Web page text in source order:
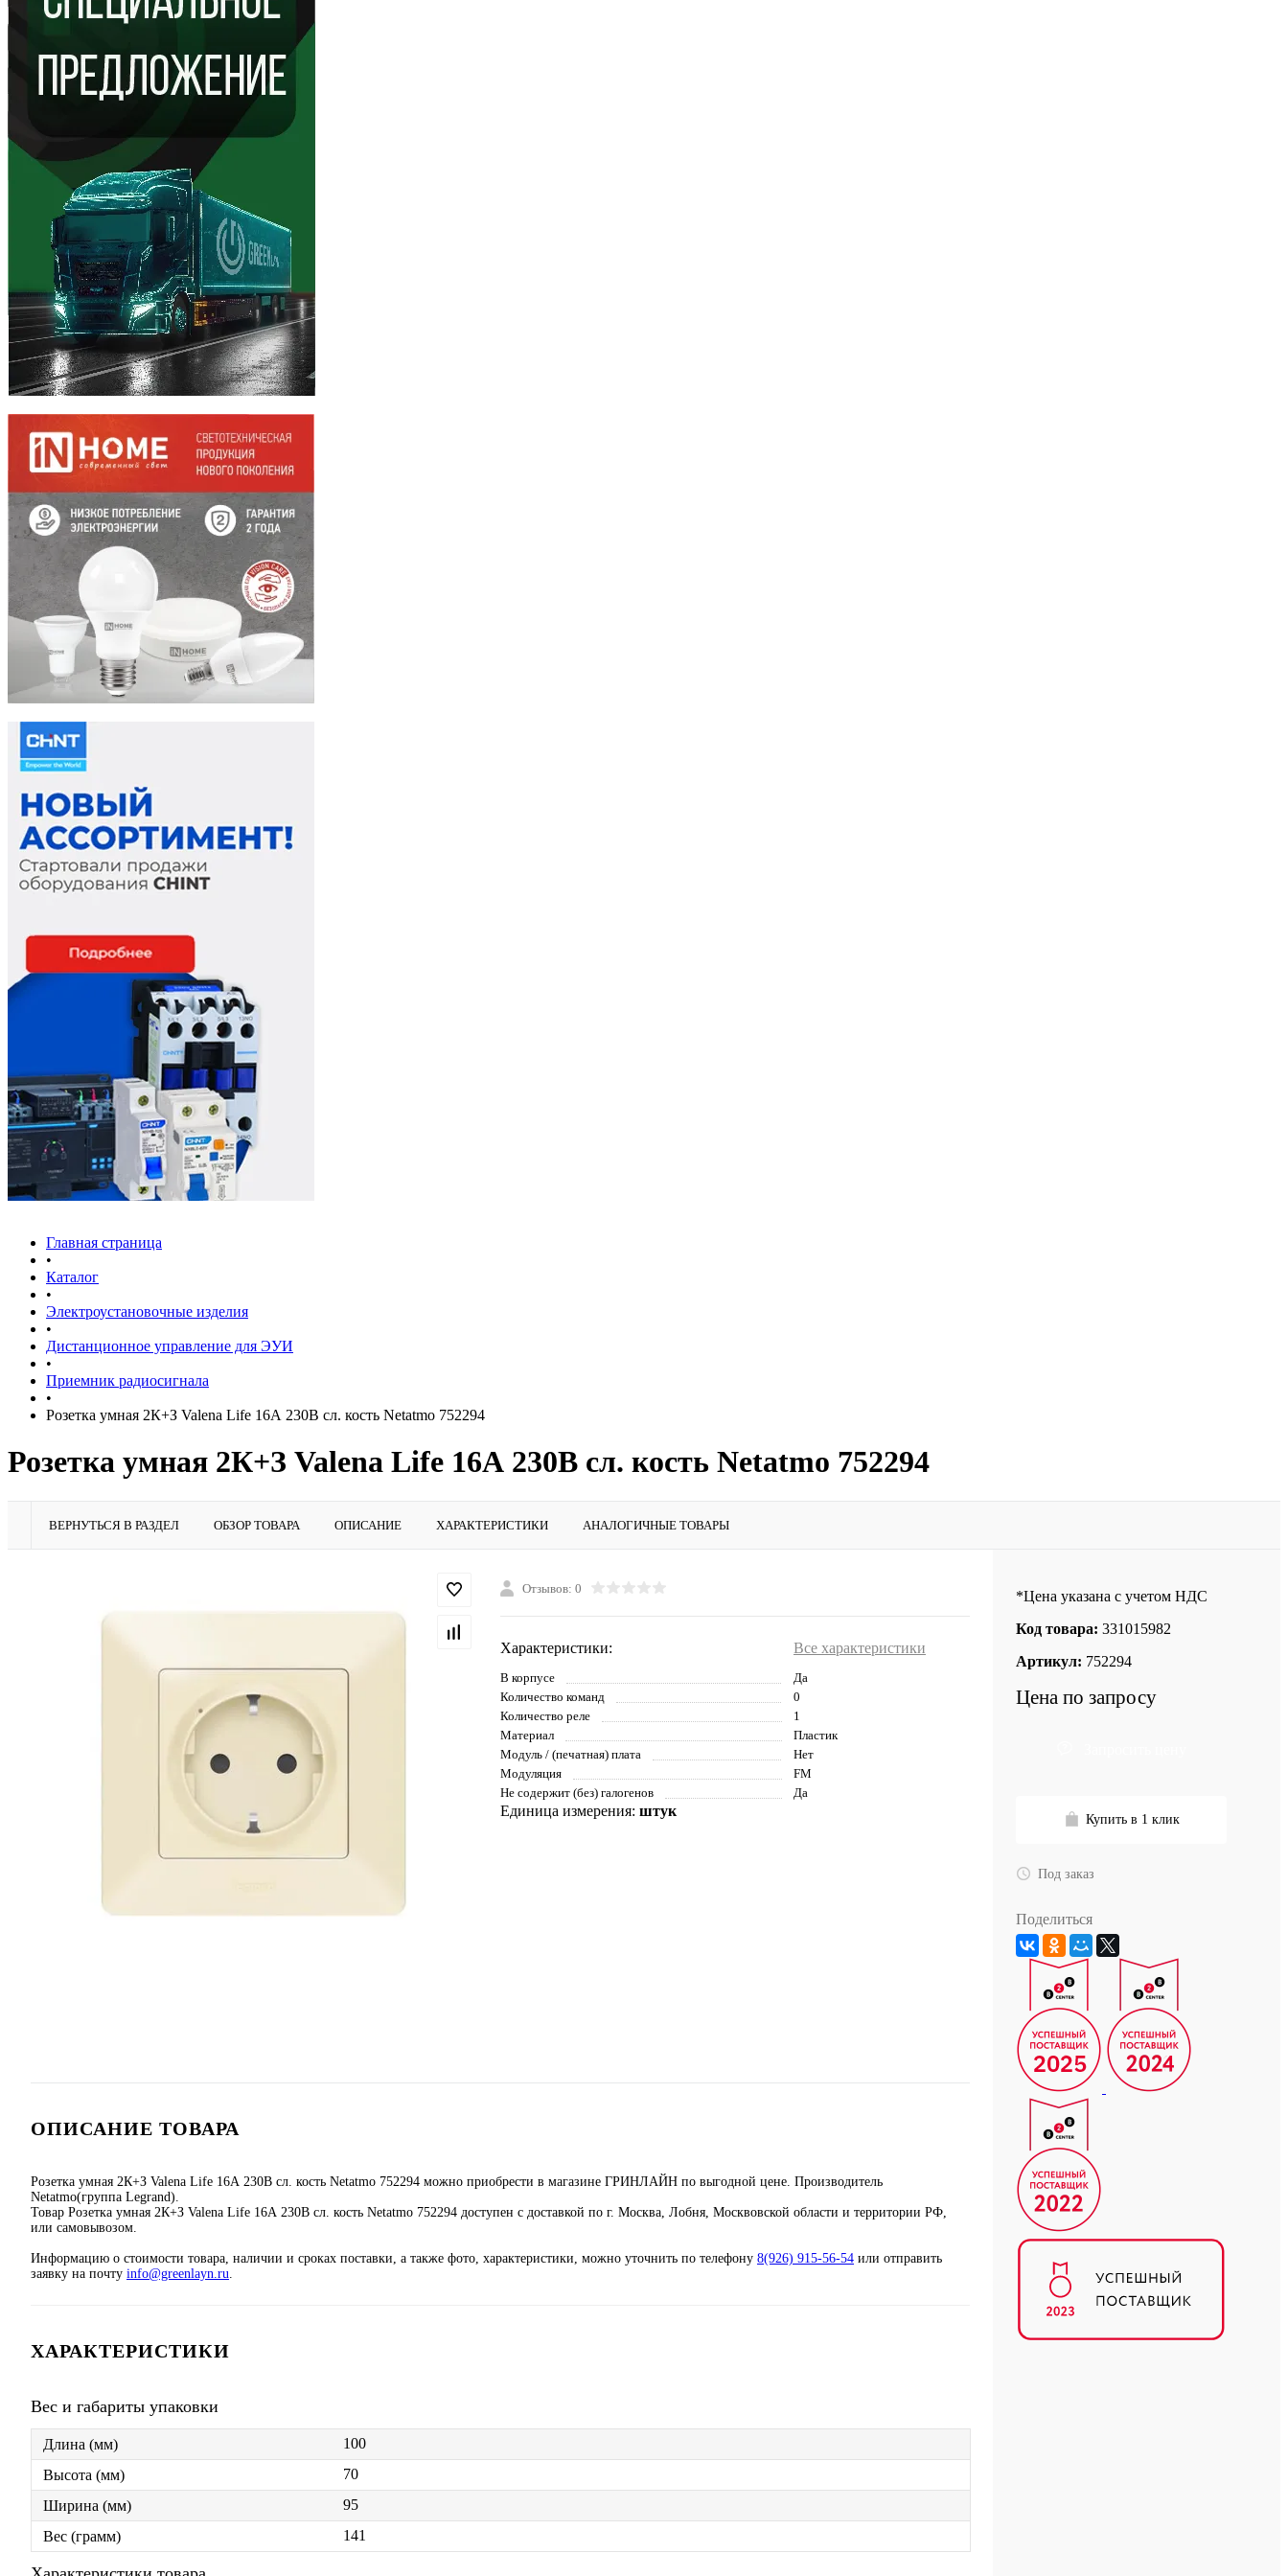
Главная страница
•
Каталог
•
Электроустановочные изделия
•
Дистанционное управление для ЭУИ
•
Приемник радиосигнала
•
Розетка умная 2К+З Valena Life 16А 230В сл. кость Netatmo 752294
Розетка умная 2К+З Valena Life 16А 230В сл. кость Netatmo 752294
ВЕРНУТЬСЯ В РАЗДЕЛ ОБЗОР ТОВАРА ОПИСАНИЕ ХАРАКТЕРИСТИКИ АНАЛОГИЧНЫЕ ТОВАРЫ
Отзывов: 0
Характеристики: Все характеристики
В корпусе
Да
Количество команд
0
Количество реле
1
Материал
Пластик
Модуль / (печатная) плата
Нет
Модуляция
FM
Не содержит (без) галогенов
Да
Единица измерения: штук
ОПИСАНИЕ ТОВАРА
Розетка умная 2К+З Valena Life 16А 230В сл. кость Netatmo 752294 можно приобрести в магазине ГРИНЛАЙН по выгодной цене. Производитель
Netatmo(группа Legrand).
Товар Розетка умная 2К+З Valena Life 16А 230В сл. кость Netatmo 752294 доступен с доставкой по г. Москва, Лобня, Москвовской области и территории РФ,
или самовывозом.
Информацию о стоимости товара, наличии и сроках поставки, а также фото, характеристики, можно уточнить по телефону 8(926) 915-56-54 или отправить
заявку на почту info@greenlayn.ru
ХАРАКТЕРИСТИКИ
Вес и габариты упаковки
Длина (мм)
100
Высота (мм)
70
Ширина (мм)
95
Вес (грамм)
141
*Цена указана с учетом НДС
Код товара: 331015982
Артикул: 752294
Цена по запросу
Купить в 1 клик
Под заказ
Поделиться